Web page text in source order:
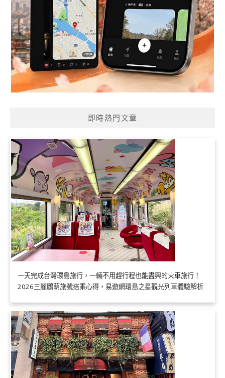
即時熱門文章
一天完成台灣環島旅行，一輛不用趕行程也能盡興的火車旅行！
2026三麗鷗萌旅號搭乘心得，易遊網環島之星觀光列車體驗解析